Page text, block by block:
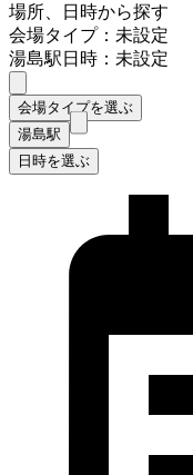
場所、日時から探す
会場タイプ：未設定
湯島駅日時：未設定
会場タイプを選ぶ
湯島駅
日時を選ぶ